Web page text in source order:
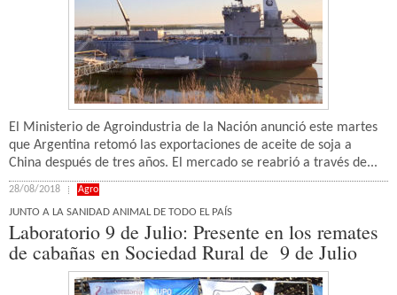
El Ministerio de Agroindustria de la Nación anunció este martes
que Argentina retomó las exportaciones de aceite de soja a
China después de tres años. El mercado se reabrió a través de...
28/08/2018 Agro
JUNTO A LA SANIDAD ANIMAL DE TODO EL PAÍS
Laboratorio 9 de Julio: Presente en los remates
de cabañas en Sociedad Rural de 9 de Julio